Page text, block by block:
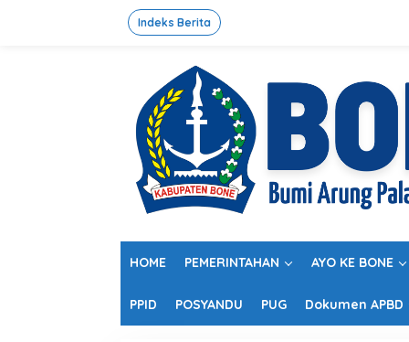
Indeks Berita
HOME PEMERINTAHAN AYO KE BONE
PPID POSYANDU PUG Dokumen APBD